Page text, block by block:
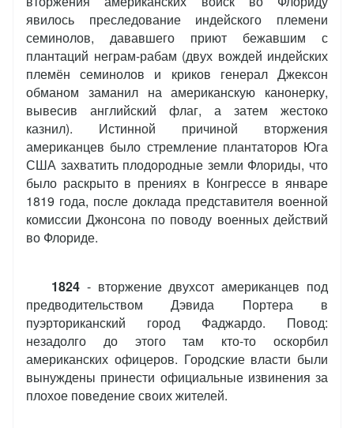
явилось преследование индейского племени
семинолов, дававшего приют бежавшим с
плантаций неграм-рабам (двух вождей индейских
племён семинолов и криков генерал Джексон
обманом заманил на американскую канонерку,
вывесив английский флаг, а затем жестоко
казнил). Истинной причиной вторжения
американцев было стремление плантаторов Юга
США захватить плодородные земли Флориды, что
было раскрыто в прениях в Конгрессе в январе
1819 года, после доклада представителя военной
комиссии Джонсона по поводу военных действий
во Флориде.
1824 - вторжение двухсот американцев под
предводительством Дэвида Портера в
пуэрториканский город Фаджардо. Повод:
незадолго до этого там кто-то оскорбил
американских офицеров. Городские власти были
вынуждены принести официальные извинения за
плохое поведение своих жителей.